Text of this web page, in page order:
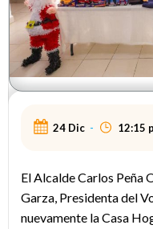
24 Dic - 12:15
El Alcalde Carlos Peña
Garza, Presidenta del
nuevamente la Casa